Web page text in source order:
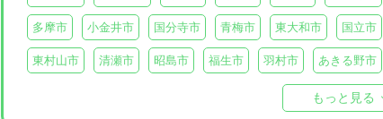
多摩市 小金井市 国分寺市 青梅市 東大和市 国立市
東村山市 清瀬市 昭島市 福生市 羽村市 あきる野市
西多摩郡檜原村 伊
もっと見る